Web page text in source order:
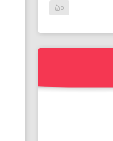
۵۰